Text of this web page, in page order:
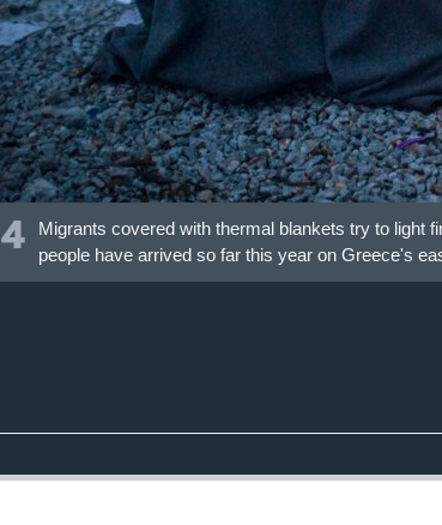
4
Migrants covered with thermal blankets try to light
people have arrived so far this year on Greece's